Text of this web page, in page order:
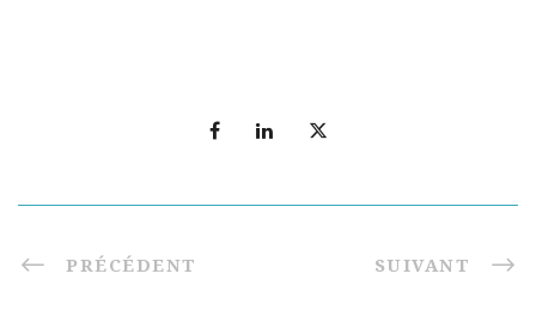
PRÉCÉDENT SUIVANT